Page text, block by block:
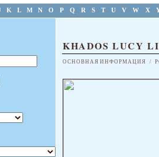
K L M N O P Q R S T U V W X
KHADOS LUCY
ОСНОВНАЯ ИНФОРМАЦИЯ /